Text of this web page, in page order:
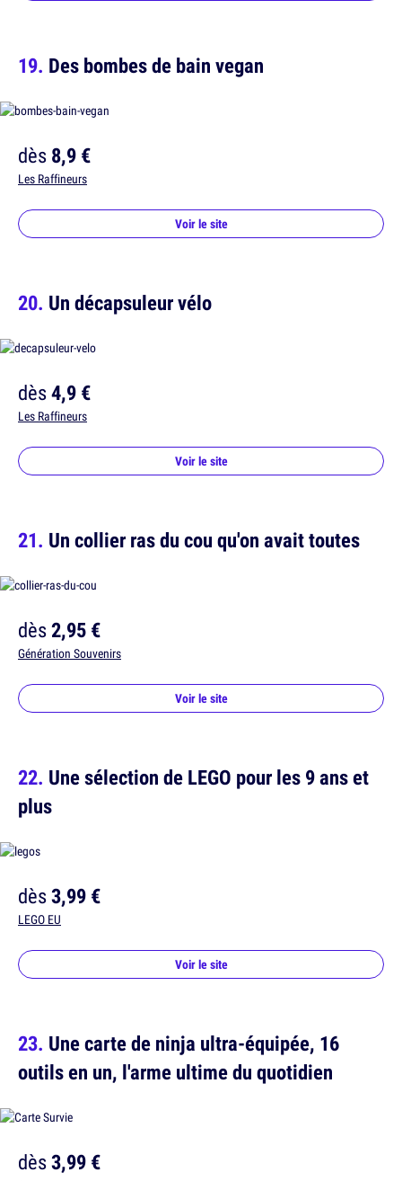
Des bombes de bain vegan
dès8,9 €
Les Raffineurs
Voir le site
Un décapsuleur vélo
dès4,9 €
Les Raffineurs
Voir le site
Un collier ras du cou qu'on avait toutes
dès2,95 €
Génération Souvenirs
Voir le site
Une sélection de LEGO pour les 9 ans et
plus
dès3,99 €
LEGO EU
Voir le site
Une carte de ninja ultra-équipée, 16
outils en un, l'arme ultime du quotidien
dès3,99 €